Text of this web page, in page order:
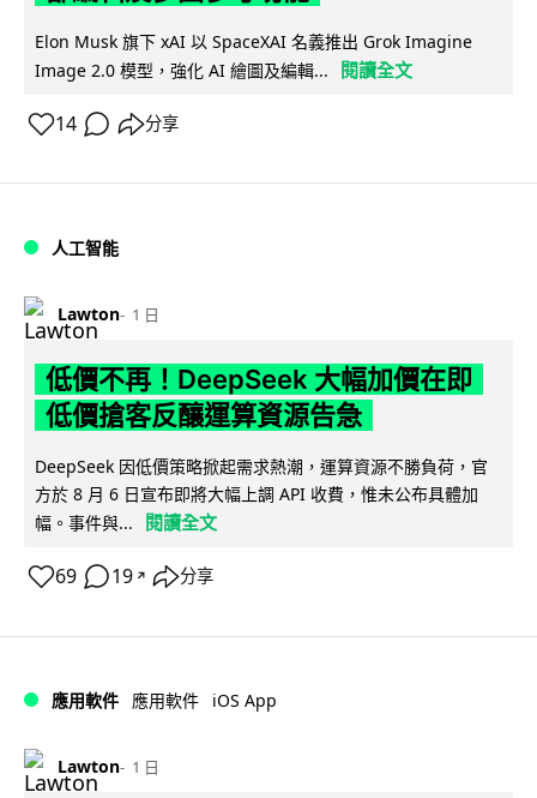
Elon Musk 旗下 xAI 以 SpaceXAI 名義推出 Grok Imagine
Image 2.0 模型，強化 AI 繪圖及編輯...
閱讀全文
14 分享
人工智能
Lawton 1 日
低價不再！DeepSeek 大幅加價在即
低價搶客反釀運算資源告急
DeepSeek 因低價策略掀起需求熱潮，運算資源不勝負荷，官
方於 8 月 6 日宣布即將大幅上調 API 收費，惟未公布具體加
幅。事件與...
閱讀全文
69 19 ↗ 分享
應用軟件 應用軟件 iOS App
Lawton 1 日